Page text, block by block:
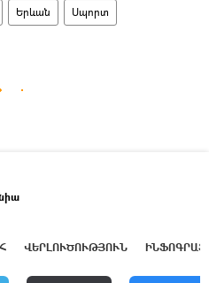
Երևան Սպորտ
ՎԵՐԼՈՒԾՈՒԹՅՈՒՆ